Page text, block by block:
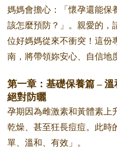
媽媽會擔心：「懷孕還能保
該怎麼預防？」。親愛的，
位好媽媽從來不衝突！這份
南，將帶領妳安心、自信地
第一章：基礎保養篇 – 溫
絕對防曬
孕期因為雌激素和黃體素上
乾燥、甚至狂長痘痘。此時
單、溫和、有效」。